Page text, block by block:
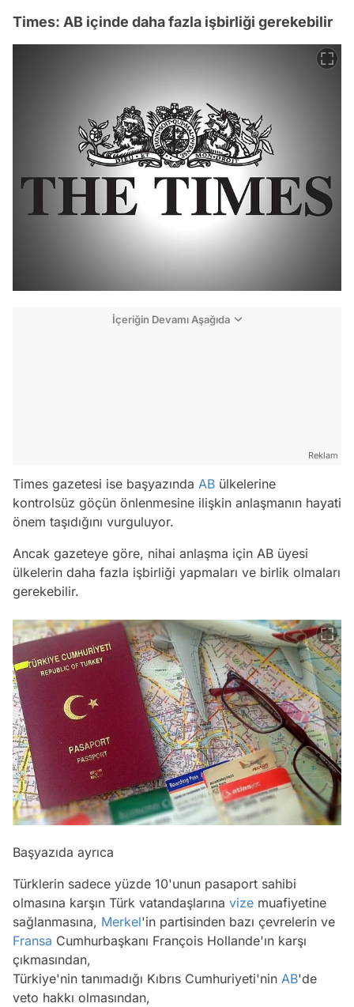
Times: AB içinde daha fazla işbirliği gerekebilir
İçeriğin Devamı Aşağıda
Reklam
Times gazetesi ise başyazında AB ülkelerine
kontrolsüz göçün önlenmesine ilişkin anlaşmanın hayati
önem taşıdığını vurguluyor.
Ancak gazeteye göre, nihai anlaşma için AB üyesi
ülkelerin daha fazla işbirliği yapmaları ve birlik olmaları
gerekebilir.
Başyazıda ayrıca
Türklerin sadece yüzde 10'unun pasaport sahibi
olmasına karşın Türk vatandaşlarına vize muafiyetine
sağlanmasına, Merkel'in partisinden bazı çevrelerin ve
Fransa Cumhurbaşkanı François Hollande'ın karşı
çıkmasından,
Türkiye'nin tanımadığı Kıbrıs Cumhuriyeti'nin AB'de
veto hakkı olmasından,